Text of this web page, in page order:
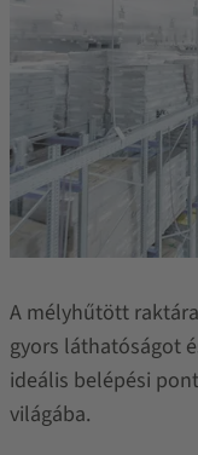
A mélyhűtött
gyors láthatóságot
ideális belépési
világába.